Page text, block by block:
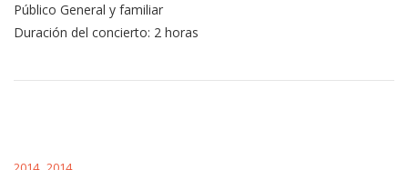
Público General y familiar
Duración del concierto: 2 horas